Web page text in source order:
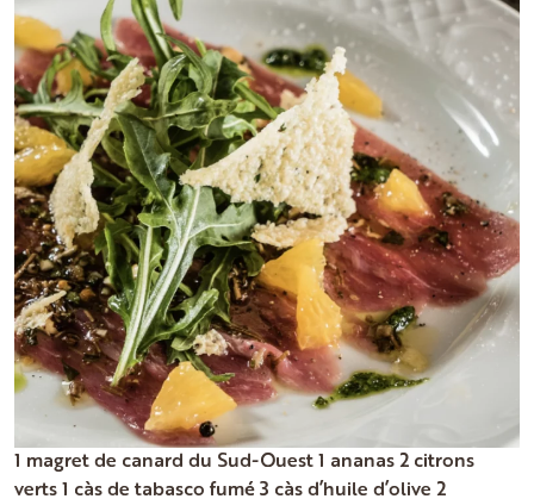
1 magret de canard du Sud-Ouest 1 ananas 2 citrons
verts 1 càs de tabasco fumé 3 càs d’huile d’olive 2